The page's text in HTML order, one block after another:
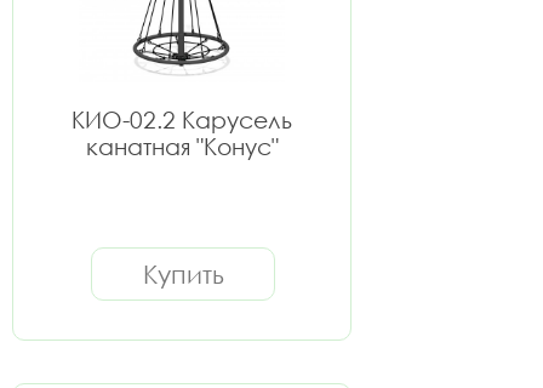
КИО-02.2 Карусель
канатная "Конус"
Купить